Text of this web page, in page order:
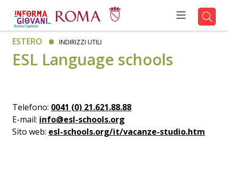
ESTERO INDIRIZZI UTILI
ESL Language schools
Telefono: 0041 (0) 21.621.88.88
E-mail: info@esl-schools.org
Sito web: esl-schools.org/it/vacanze-studio.htm